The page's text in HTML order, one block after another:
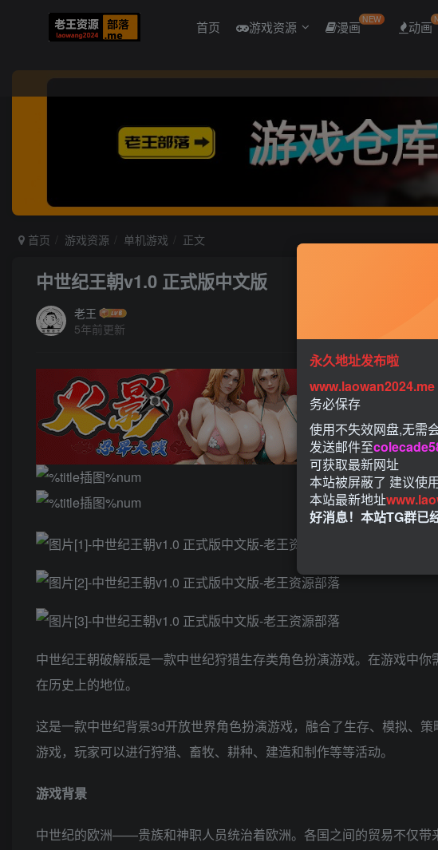
首页 游戏资源 漫画NEW 动画
首页 游戏资源 单机游戏 正文
中世纪王朝v1.0 正式版中文版
老王
5年前更新
中世纪王朝破解版是一款中世纪狩猎生存类角色扮演游戏。在游戏中
在历史上的地位。
这是一款中世纪背景3d开放世界角色扮演游戏，融合了生存、模拟、
游戏，玩家可以进行狩猎、畜牧、耕种、建造和制作等等活动。
游戏背景
中世纪的欧洲——贵族和神职人员统治着欧洲。各国之间的贸易不仅带
永久地址发布啦
www.laowan2024.me
务必保存
使用不失效网盘,无需
发送邮件至
可获取最新网址
本站被屏蔽了 建议使
本站最新地址
好消息！本站TG群已